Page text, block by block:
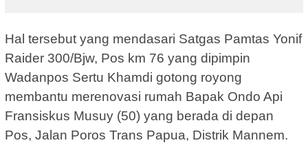
Hal tersebut yang mendasari Satgas Pamtas Yonif
Raider 300/Bjw, Pos km 76 yang dipimpin
Wadanpos Sertu Khamdi gotong royong
membantu merenovasi rumah Bapak Ondo Api
Fransiskus Musuy (50) yang berada di depan
Pos, Jalan Poros Trans Papua, Distrik Mannem.